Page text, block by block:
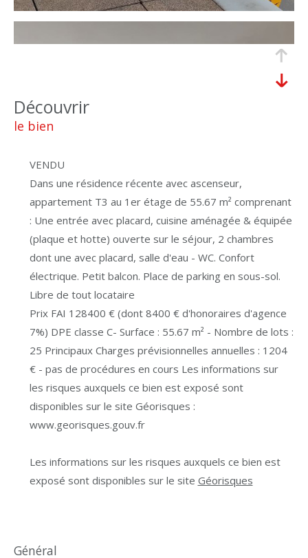
découvrir
le bien
VENDU
Dans une résidence récente avec ascenseur,
appartement T3 au 1er étage de 55.67 m² comprenant
: Une entrée avec placard, cuisine aménagée & équipée
(plaque et hotte) ouverte sur le séjour, 2 chambres
dont une avec placard, salle d'eau - WC. Confort
électrique. Petit balcon. Place de parking en sous-sol.
Libre de tout locataire
Prix FAI 128400 € (dont 8400 € d'honoraires d'agence
7%) DPE classe C- Surface : 55.67 m² - Nombre de lots :
25 Principaux Charges prévisionnelles annuelles : 1204
€ - pas de procédures en cours Les informations sur
les risques auxquels ce bien est exposé sont
disponibles sur le site Géorisques :
www.georisques.gouv.fr
Les informations sur les risques auxquels ce bien est
exposé sont disponibles sur le site Géorisques
général